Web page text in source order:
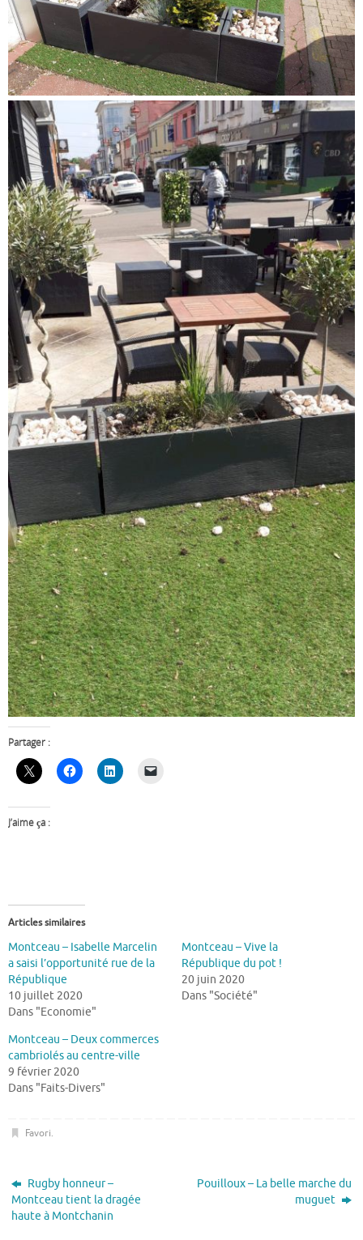
Partager :
J’aime ça :
Articles similaires
Montceau – Isabelle Marcelin
a saisi l’opportunité rue de la
République
10 juillet 2020
Dans "Economie"
Montceau – Vive la
République du pot !
20 juin 2020
Dans "Société"
Montceau – Deux commerces
cambriolés au centre-ville
9 février 2020
Dans "Faits-Divers"
Favori.
Rugby honneur –
Montceau tient la dragée
haute à Montchanin
Pouilloux – La belle marche du
muguet